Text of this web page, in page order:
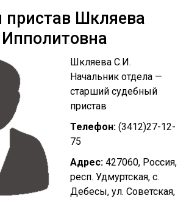
пристав Шкляева
Шкляева С.И.
Начальник отдела —
старший судебный
пристав
Телефон: (3412)27-12-
75
Адрес: 427060, Россия,
респ. Удмуртская, с.
Дебесы, ул. Советская,